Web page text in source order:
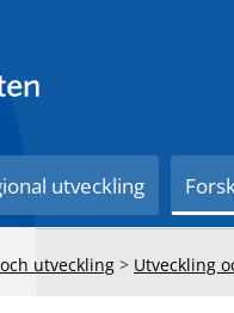
utveckling
utveckling > Utveckling